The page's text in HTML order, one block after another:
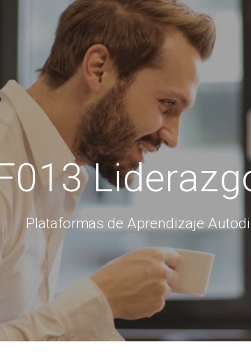
Plataformas de Aprendizaje